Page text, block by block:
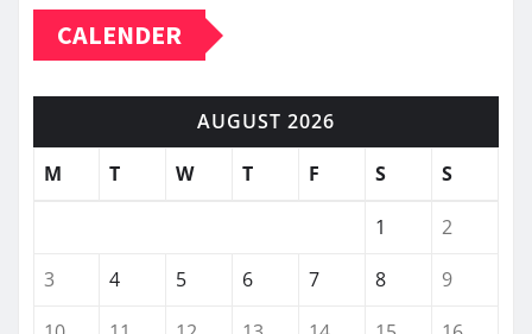
CALENDER
AUGUST 2026
M
T W T F S S
1
2
3
4 5 6 7 8
9